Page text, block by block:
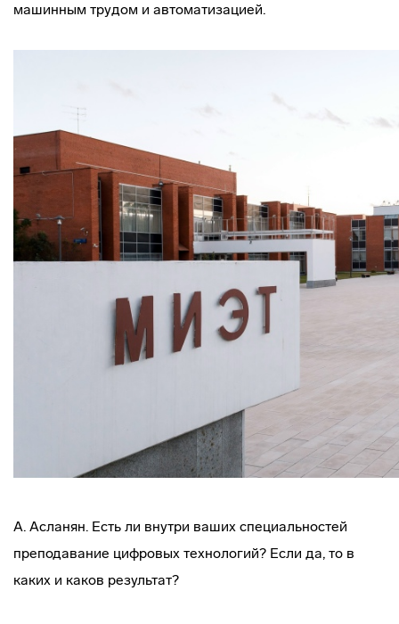
машинным трудом и автоматизацией.
А. Асланян. Есть ли внутри ваших специальностей
преподавание цифровых технологий? Если да, то в
каких и каков результат?